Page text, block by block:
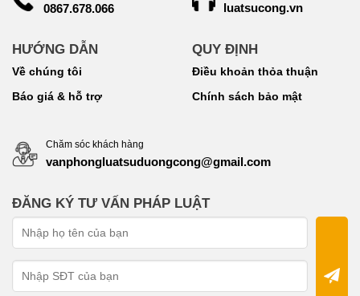
0867.678.066
HƯỚNG DẪN
Về chúng tôi
Báo giá & hỗ trợ
luatsucong.vn
QUY ĐỊNH
Điều khoản thỏa thuận
Chính sách bảo mật
Chăm sóc khách hàng
vanphongluatsuduongcong@gmail.com
ĐĂNG KÝ TƯ VẤN PHÁP LUẬT